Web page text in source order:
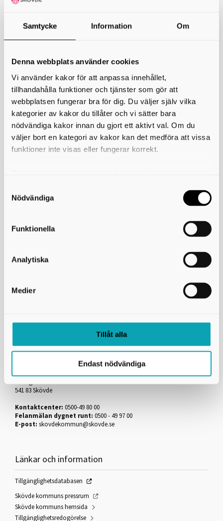
Samtycke Information Om
Denna webbplats använder cookies
Vi använder kakor för att anpassa innehållet,
tillhandahålla funktioner och tjänster som gör att
webbplatsen fungerar bra för dig. Du väljer själv vilka
kategorier av kakor du tillåter och vi sätter bara
nödvändiga kakor innan du gjort ett aktivt val. Om du
väljer bort en kategori av kakor kan det medföra att vissa
funktioner inte visas eller fungerar korrekt.
användning av kakor som du hittar längst ner på sidan
Nödvändiga
Funktionella
Analytiska
Medier
Tillåt alla
Endast nödvändiga
E-böcker
Tryckta böcker
Kontakta oss
Kultur i Skövde är en del av Skövde kommun
Skövde stadshus
541 83 Skövde
Kontaktcenter: 0500-49 80 00
Felanmälan dygnet runt: 0500 - 49 97 00
E-post: skovdekommun@skovde.se
Länkar och information
Tillgänglighetsdatabasen
Skövde kommuns pressrum
Skövde kommuns hemsida
Tillgänglighetsredogörelse